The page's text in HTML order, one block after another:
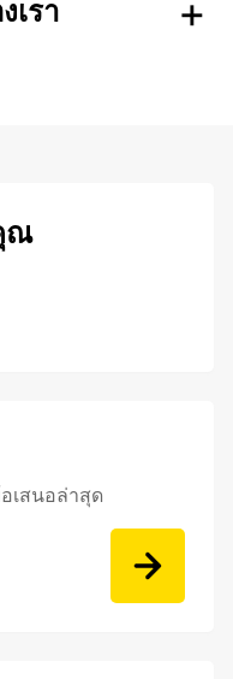
เรา
ณ
เสนอล่าสุด